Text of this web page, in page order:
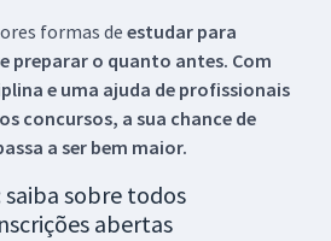
formas de estudar para
preparar o quanto antes. Com
e uma ajuda de profissionais
concursos, a sua chance de
a ser bem maior.
saiba sobre todos
abertas